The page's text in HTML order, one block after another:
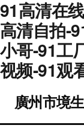
91高清在
高清自拍-
小哥-91工
视频-91观
廣州市境